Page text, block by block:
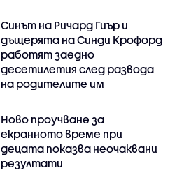
Синът на Ричард Гиър и
дъщерята на Синди Крофорд
работят заедно
десетилетия след развода
на родителите им
Ново проучване за
екранното време при
децата показва неочаквани
резултати